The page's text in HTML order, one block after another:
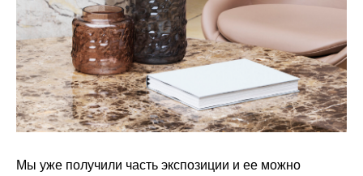
Мы уже получили часть экспозиции и ее можно